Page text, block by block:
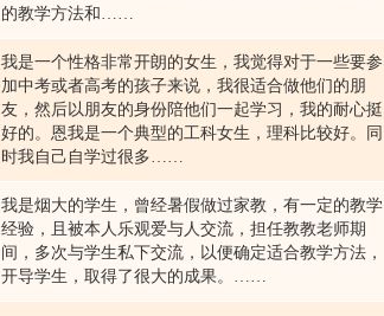
的教学方法和……
我是一个性格非常开朗的女生，我觉得对于一些要参
加中考或者高考的孩子来说，我很适合做他们的朋
友，然后以朋友的身份陪他们一起学习，我的耐心挺
好的。恩我是一个典型的工科女生，理科比较好。同
时我自己自学过很多……
我是烟大的学生，曾经暑假做过家教，有一定的教学
经验，且被本人乐观爱与人交流，担任教教老师期
间，多次与学生私下交流，以便确定适合教学方法，
开导学生，取得了很大的成果。……